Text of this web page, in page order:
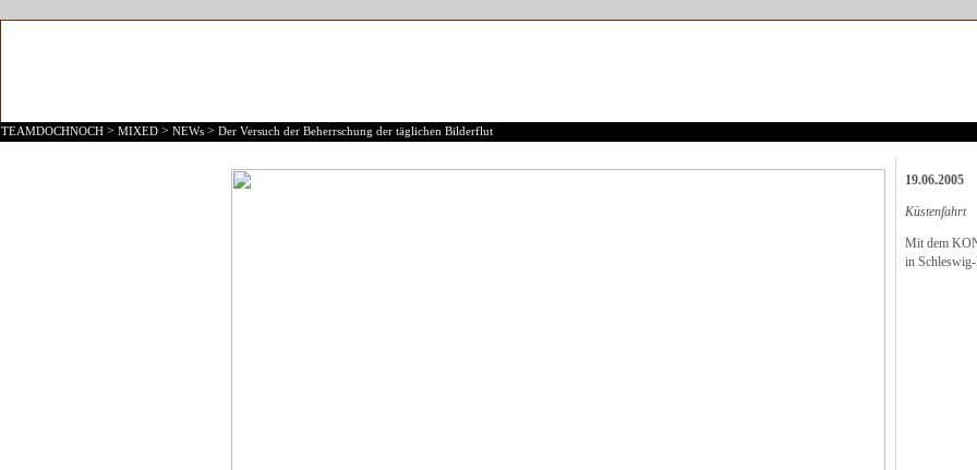
TEAMDOCHNOCH > MIXED > NEWs > Der Versuch der Beherrschung der täglichen Bilderflut
19.06.2005
Küstenfahrt
Mit dem
in